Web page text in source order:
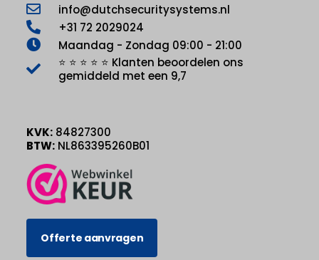
info@dutchsecuritysystems.nl
+31 72 2029024
Maandag - Zondag 09:00 - 21:00
⭐ ⭐ ⭐ ⭐ ⭐ Klanten beoordelen ons
gemiddeld met een 9,7
KVK: 84827300
BTW: NL863395260B01
Offerte aanvragen